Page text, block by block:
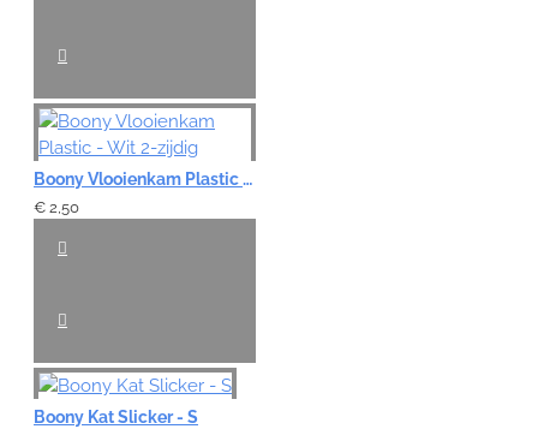
Boony Vlooienkam Plastic - Wit 2-zijdig
€ 2,50
Boony Kat Slicker - S